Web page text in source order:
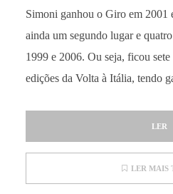
Simoni ganhou o Giro em 2001
ainda um segundo lugar e
1999 e 2006. Ou seja, ficou
edições da Volta à Itália, tendo
LER
LER MAIS